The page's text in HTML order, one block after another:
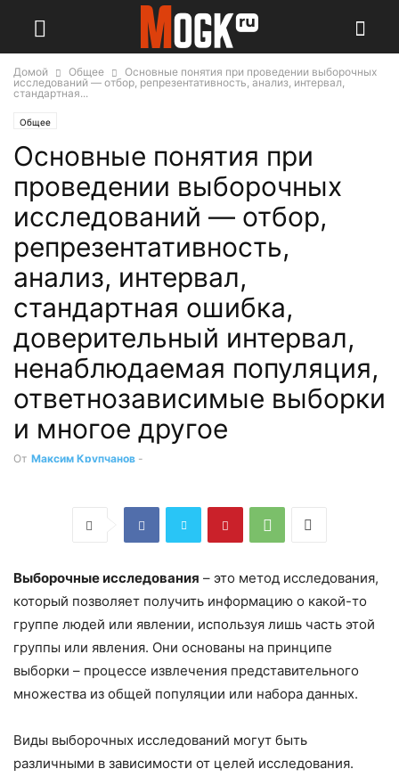
Домой Общее
Основные понятия при проведении выборочных
исследований — отбор, репрезентативность, анализ, интервал,
стандартная...
Общее
Основные понятия при
проведении выборочных
исследований — отбор,
репрезентативность,
анализ, интервал,
стандартная ошибка,
доверительный интервал,
ненаблюдаемая популяция,
ответнозависимые выборки
и многое другое
От Максим Крупчанов -
Выборочные исследования – это метод исследования,
который позволяет получить информацию о какой-то
группе людей или явлении, используя лишь часть этой
группы или явления. Они основаны на принципе
выборки – процессе извлечения представительного
множества из общей популяции или набора данных.
Виды выборочных исследований могут быть
различными в зависимости от целей исследования.